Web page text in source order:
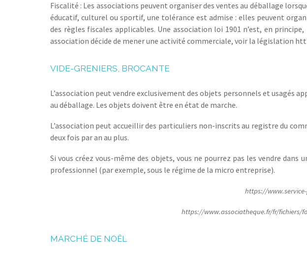
Fiscalité : Les associations peuvent organiser des ventes au déballage
éducatif, culturel ou sportif, une tolérance est admise : elles peuvent
des règles fiscales applicables. Une association loi 1901 n’est, en
association décide de mener une activité commerciale, voir la législation
VIDE-GRENIERS, BROCANTE
L’association peut vendre exclusivement des objets personnels et usagés
au déballage. Les objets doivent être en état de marche.
L’association peut accueillir des particuliers non-inscrits au registre du
deux fois par an au plus.
Si vous créez vous-même des objets, vous ne pourrez pas les vendre
professionnel (par exemple, sous le régime de la micro entreprise).
https://
https://www.associatheque.fr/fr/fichiers/
MARCHÉ DE NOËL